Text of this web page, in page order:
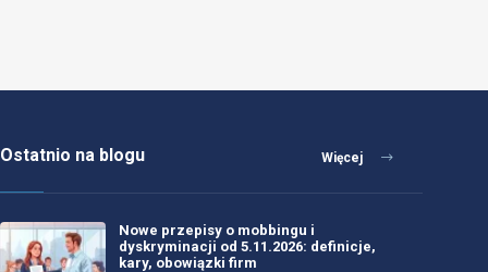
Ostatnio na blogu Więcej
Nowe przepisy o mobbingu i
dyskryminacji od 5.11.2026: definicje,
kary, obowiązki firm